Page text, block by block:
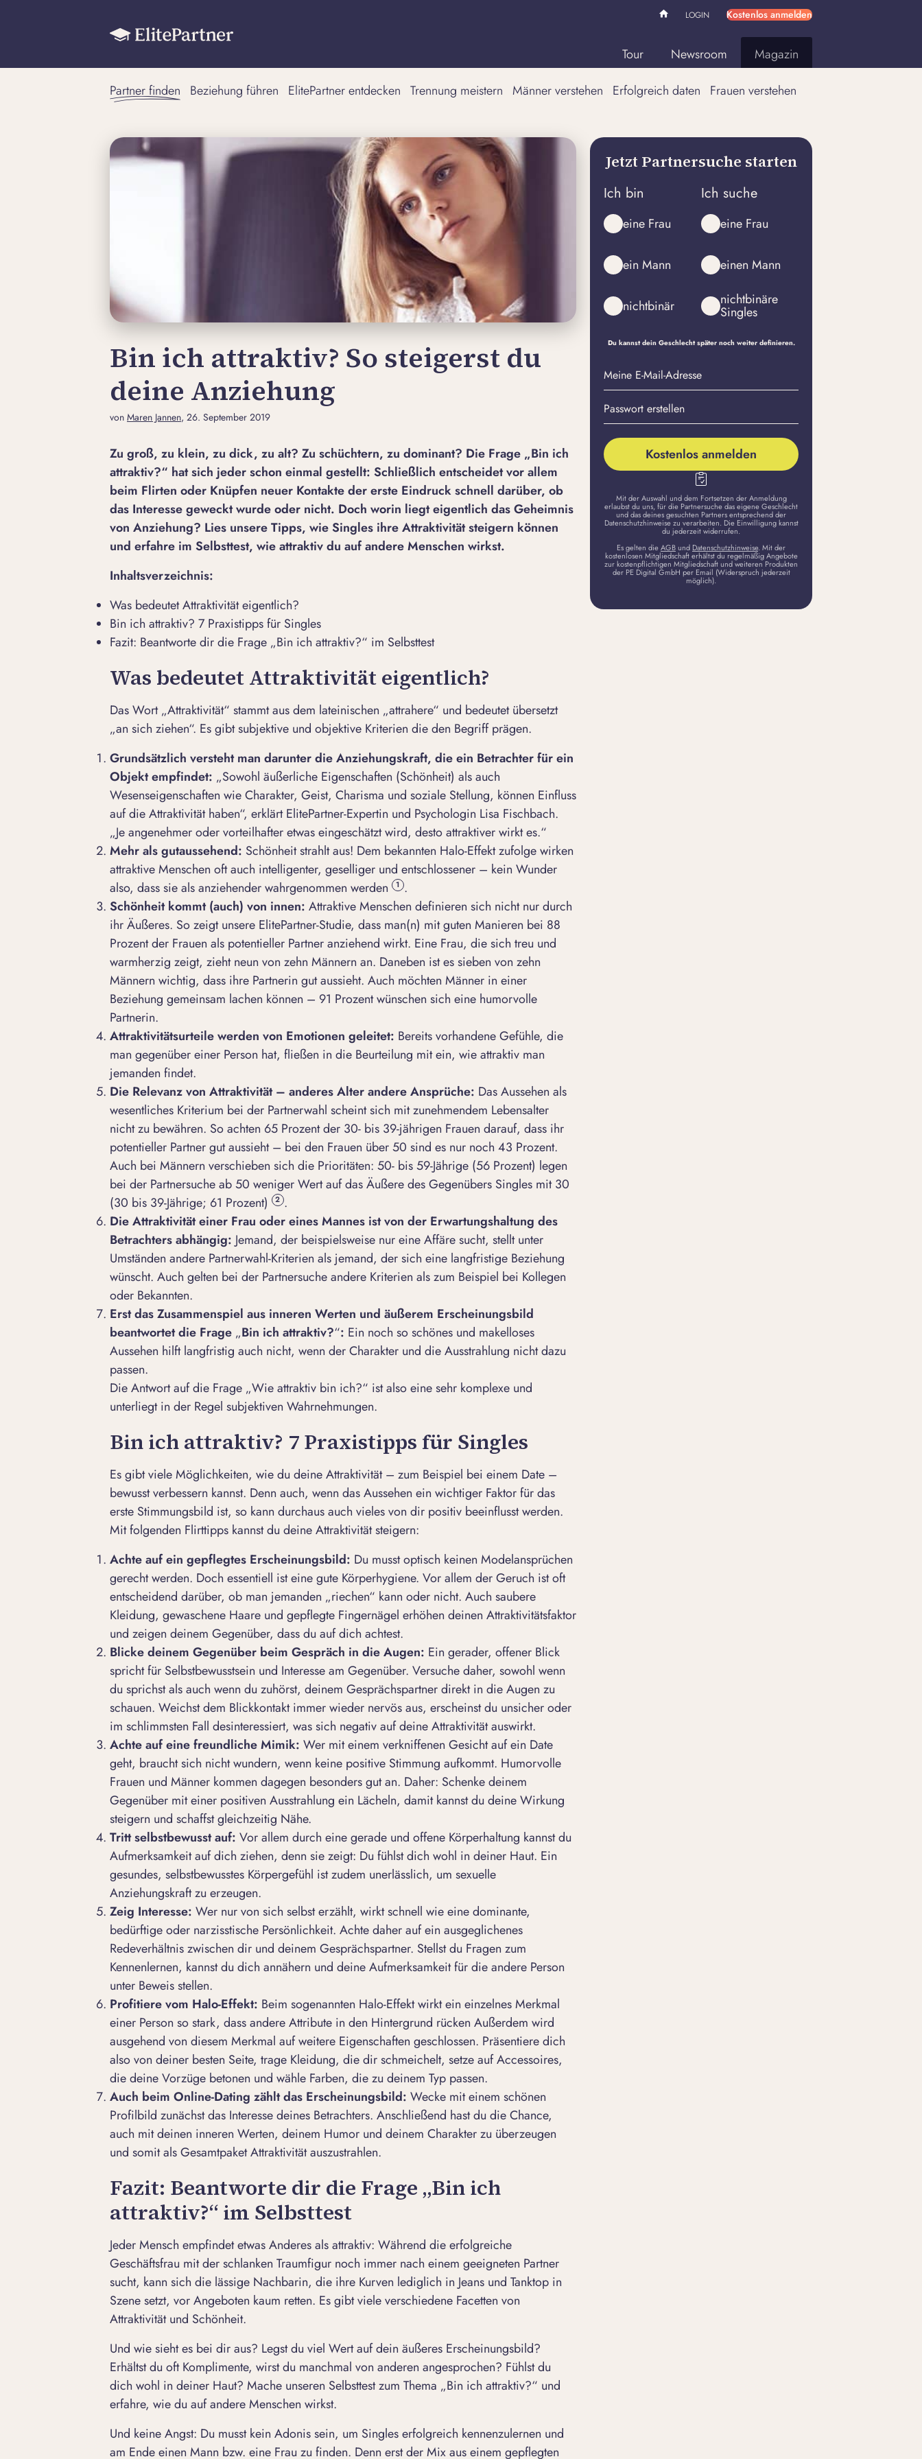
LOGIN Kostenlos anmelden
Tour Newsroom Magazin
Partner finden Beziehung führen ElitePartner entdecken Trennung meistern Männer verstehen Erfolgreich daten Frauen verstehen
Bin ich attraktiv? So steigerst du
deine Anziehung
von Maren Jannen, 26. September 2019
Zu groß, zu klein, zu dick, zu alt? Zu schüchtern, zu dominant? Die Frage „Bin ich
attraktiv?“ hat sich jeder schon einmal gestellt: Schließlich entscheidet vor allem
beim Flirten oder Knüpfen neuer Kontakte der erste Eindruck schnell darüber, ob
das Interesse geweckt wurde oder nicht. Doch worin liegt eigentlich das Geheimnis
von Anziehung? Lies unsere Tipps, wie Singles ihre Attraktivität steigern können
und erfahre im Selbsttest, wie attraktiv du auf andere Menschen wirkst.
Inhaltsverzeichnis:
Was bedeutet Attraktivität eigentlich?
Bin ich attraktiv? 7 Praxistipps für Singles
Fazit: Beantworte dir die Frage „Bin ich attraktiv?“ im Selbsttest
Was bedeutet Attraktivität eigentlich?
Das Wort „Attraktivität“ stammt aus dem lateinischen „attrahere“ und bedeutet übersetzt
„an sich ziehen“. Es gibt subjektive und objektive Kriterien die den Begriff prägen.
Grundsätzlich versteht man darunter die Anziehungskraft, die ein Betrachter für ein
Objekt empfindet: „Sowohl äußerliche Eigenschaften (Schönheit) als auch
Wesenseigenschaften wie Charakter, Geist, Charisma und soziale Stellung, können Einfluss
auf die Attraktivität haben“, erklärtElitePartner-Expertin und Psychologin Lisa Fischbach.
„Je angenehmer oder vorteilhafter etwas eingeschätzt wird, desto attraktiver wirkt es.“
Mehr als gutaussehend: Schönheit strahlt aus! Dem bekannten Halo-Effektzufolge wirken
attraktive Menschen oft auch intelligenter, geselliger und entschlossener – kein Wunder
also, dass sie als anziehender wahrgenommen werden
1 .
Schönheit kommt (auch) von innen: Attraktive Menschen definieren sich nicht nur durch
ihr Äußeres. So zeigt unsere ElitePartner-Studie, dass man(n) mit guten Manieren bei 88
Prozent der Frauen als potentieller Partner anziehend wirkt. Eine Frau, die sich treu und
warmherzig zeigt, zieht neun von zehn Männern an. Daneben ist es sieben von zehn
Männern wichtig, dass ihre Partnerin gut aussieht. Auch möchten Männer in einer
Beziehung gemeinsam lachen können – 91 Prozent wünschen sich eine humorvolle
Partnerin.
Attraktivitätsurteile werden von Emotionen geleitet: Bereits vorhandene Gefühle, die
man gegenüber einer Person hat, fließen in die Beurteilung mit ein, wie attraktiv man
jemanden findet.
Die Relevanz von Attraktivität – anderes Alter andere Ansprüche: Das Aussehen als
wesentliches Kriterium bei der Partnerwahl scheint sich mit zunehmendem Lebensalter
nicht zu bewähren. So achten 65 Prozent der 30- bis 39-jährigen Frauen darauf, dass ihr
potentieller Partner gut aussieht – bei den Frauen über 50 sind es nur noch 43 Prozent.
Auch bei Männern verschieben sich die Prioritäten: 50- bis 59-Jährige (56 Prozent) legen
bei der Partnersuche ab 50 weniger Wert auf das Äußere des Gegenübers Singles mit 30
(30 bis 39-Jährige; 61 Prozent)
2 .
Die Attraktivität einer Frau oder eines Mannes ist von der Erwartungshaltung des
Betrachters abhängig: Jemand, der beispielsweise nur eine Affäre sucht, stellt unter
Umständen andere Partnerwahl-Kriterien als jemand, der sich eine langfristige Beziehung
wünscht. Auch gelten bei der Partnersuche andere Kriterien als zum Beispiel bei Kollegen
oder Bekannten.
Erst das Zusammenspiel aus inneren Werten und äußerem Erscheinungsbild
beantwortet die Frage „Bin ich attraktiv?“: Ein noch so schönes und makelloses
Aussehen hilft langfristig auch nicht, wenn der Charakter und die Ausstrahlung nicht dazu
passen.
Die Antwort auf die Frage „Wie attraktiv bin ich?“ ist also eine sehr komplexe und
unterliegt in der Regel subjektiven Wahrnehmungen.
Bin ich attraktiv? 7 Praxistipps für Singles
Es gibt viele Möglichkeiten, wie du deine Attraktivität – zum Beispiel bei einem Date –
bewusst verbessern kannst. Denn auch, wenn das Aussehen ein wichtiger Faktor für das
erste Stimmungsbild ist, so kann durchaus auch vieles von dir positiv beeinflusst werden.
Mit folgenden Flirttipps kannst du deine Attraktivität steigern:
Achte auf ein gepflegtes Erscheinungsbild: Du musst optisch keinen Modelansprüchen
gerecht werden. Doch essentiell ist eine gute Körperhygiene. Vor allem der Geruch ist oft
entscheidend darüber, ob man jemanden „riechen“ kann oder nicht. Auch saubere
Kleidung, gewaschene Haare und gepflegte Fingernägel erhöhen deinen Attraktivitätsfaktor
und zeigen deinem Gegenüber, dass du auf dich achtest.
Blicke deinem Gegenüber beim Gespräch in die Augen: Ein gerader, offener Blick
spricht für Selbstbewusstsein und Interesse am Gegenüber. Versuche daher, sowohl wenn
du sprichst als auch wenn du zuhörst, deinem Gesprächspartner direkt in die Augen zu
schauen. Weichst dem Blickkontaktimmer wieder nervös aus, erscheinst du unsicher oder
im schlimmsten Fall desinteressiert, was sich negativ auf deine Attraktivität auswirkt.
Achte auf eine freundliche Mimik: Wer mit einem verkniffenen Gesicht auf ein Date
geht, braucht sich nicht wundern, wenn keine positive Stimmung aufkommt. Humorvolle
Frauen und Männer kommen dagegen besonders gut an. Daher: Schenke deinem
Gegenüber mit einer positiven Ausstrahlung ein Lächeln, damit kannst du deine Wirkung
steigern und schaffst gleichzeitig Nähe.
Tritt selbstbewusst auf: Vor allem durch eine gerade und offene Körperhaltung kannst du
Aufmerksamkeit auf dich ziehen, denn sie zeigt: Du fühlst dich wohl in deiner Haut. Ein
gesundes, selbstbewusstes Körpergefühl ist zudem unerlässlich, um sexuelle
Anziehungskraftzu erzeugen.
Zeig Interesse: Wer nur von sich selbst erzählt, wirkt schnell wie eine dominante,
bedürftige oder narzisstische Persönlichkeit. Achte daher auf ein ausgeglichenes
Redeverhältnis zwischen dir und deinem Gesprächspartner. Stellst du Fragen zum
Kennenlernen, kannst du dich annähern und deine Aufmerksamkeit für die andere Person
unter Beweis stellen.
Profitiere vom Halo-Effekt: Beim sogenannten Halo-Effekt wirkt ein einzelnes Merkmal
einer Person so stark, dass andere Attribute in den Hintergrund rücken Außerdem wird
ausgehend von diesem Merkmal auf weitere Eigenschaften geschlossen. Präsentiere dich
also von deiner besten Seite, trage Kleidung, die dir schmeichelt, setze auf Accessoires,
die deine Vorzüge betonen und wähle Farben, die zu deinem Typ passen.
Auch beim Online-Dating zählt das Erscheinungsbild: Wecke mit einem schönen
Profilbild zunächst das Interesse deines Betrachters. Anschließend hast du die Chance,
auch mit deinen inneren Werten, deinem Humor und deinem Charakter zu überzeugen
und somit als Gesamtpaket Attraktivität auszustrahlen.
Fazit: Beantworte dir die Frage „Bin ich
attraktiv?“ im Selbsttest
Jeder Mensch empfindet etwas Anderes als attraktiv: Während die erfolgreiche
Geschäftsfrau mit der schlanken Traumfigur noch immer nach einem geeigneten Partner
sucht, kann sich die lässige Nachbarin, die ihre Kurven lediglich in Jeans und Tanktop in
Szene setzt, vor Angeboten kaum retten. Es gibt viele verschiedene Facetten von
Attraktivität und Schönheit.
Und wie sieht es bei dir aus? Legst du viel Wert auf dein äußeres Erscheinungsbild?
Erhältst du oft Komplimente, wirst du manchmal von anderen angesprochen? Fühlst du
dich wohl in deiner Haut? Mache unseren Selbsttest zum Thema „Bin ich attraktiv?“ und
erfahre, wie du auf andere Menschen wirkst.
Und keine Angst: Du musst kein Adonis sein, um Singles erfolgreich kennenzulernen und
am Ende einen Mann bzw. eine Frau zu finden. Denn erst der Mix aus einem gepflegten
Jetzt Partnersuche starten
Ich bin
eine Frau
ein Mann
nichtbinär
Ich suche
eine Frau
einen Mann
nichtbinäre
Singles
Du kannst dein Geschlecht später noch weiter definieren.
Meine
E-
Mail-
Adresse
Passwort
erstellen
Kostenlos anmelden
Mit der Auswahl und dem Fortsetzen der Anmeldung
erlaubst du uns, für die Partnersuche das eigene Geschlecht
und das deines gesuchten Partners entsprechend der
Datenschutzhinweise zu verarbeiten. Die Einwilligung kannst
du jederzeit widerrufen.
Es gelten dieAGBund Datenschutzhinweise. Mit der
kostenlosen Mitgliedschaft erhältst du regelmäßig Angebote
zur kostenpflichtigen Mitgliedschaft und weiteren Produkten
der PE Digital GmbH per Email (Widerspruch jederzeit
möglich).